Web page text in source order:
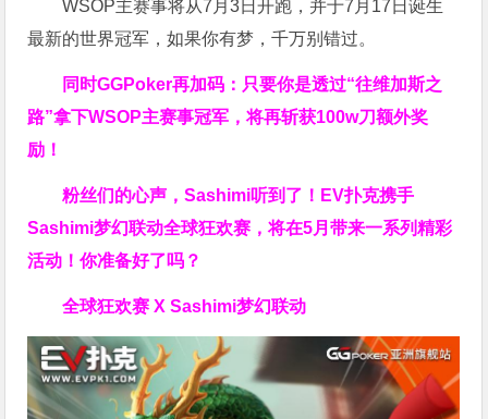
WSOP主赛事将从7月3日开跑，并于7月17日诞生
最新的世界冠军，如果你有梦，千万别错过。
同时GGPoker再加码：只要你是透过“往维加斯之
路”拿下WSOP主赛事冠军，将再斩获100w刀额外奖
励！
粉丝们的心声，Sashimi听到了！EV扑克携手
Sashimi梦幻联动全球狂欢赛，将在5月带来一系列精彩
活动！你准备好了吗？
全球狂欢赛 X Sashimi梦幻联动